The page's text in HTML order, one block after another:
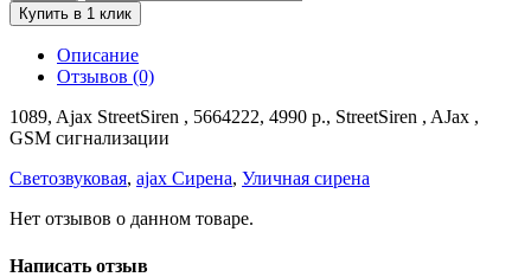
Купить в 1 клик
Описание
Отзывов (0)
1089, Ajax StreetSiren , 5664222, 4990 р., StreetSiren , AJax ,
GSM сигнализации
Светозвуковая, ajax Сирена, Уличная сирена
Нет отзывов о данном товаре.
Написать отзыв